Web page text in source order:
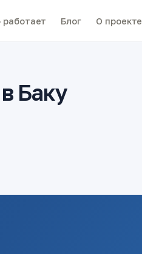
работает Блог О проекте
Баку